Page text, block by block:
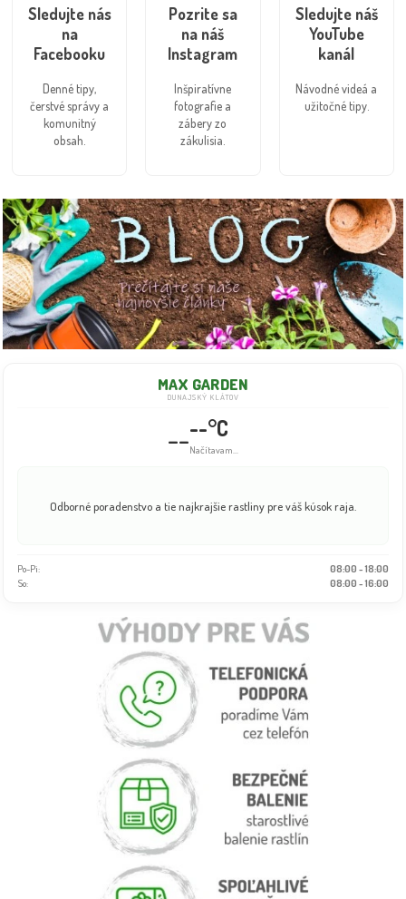
MAX GARDEN
DUNAJSKÝ KLÁTOV
----°C
Načítavam...
Odborné poradenstvo a tie najkrajšie rastliny pre váš kúsok raja.
Po-Pi:
08:00 - 18:00
So:
08:00 - 16:00
Sledujte nás
na
Facebooku
Denné tipy,
čerstvé správy a
komunitný
obsah.
Pozrite sa
na náš
Instagram
Inšpiratívne
fotografie a
zábery zo
zákulisia.
Sledujte náš
YouTube
kanál
Návodné videá a
užitočné tipy.